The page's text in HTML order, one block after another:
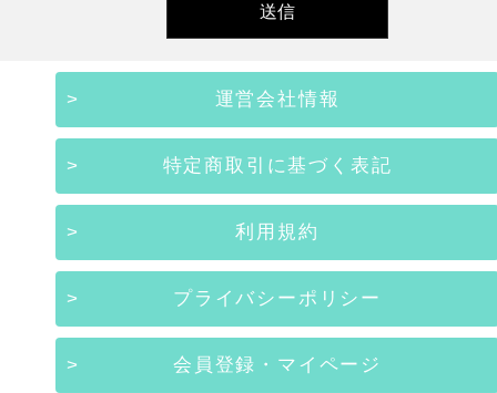
運営会社情報
特定商取引に基づく表記
利用規約
プライバシーポリシー
会員登録・マイページ